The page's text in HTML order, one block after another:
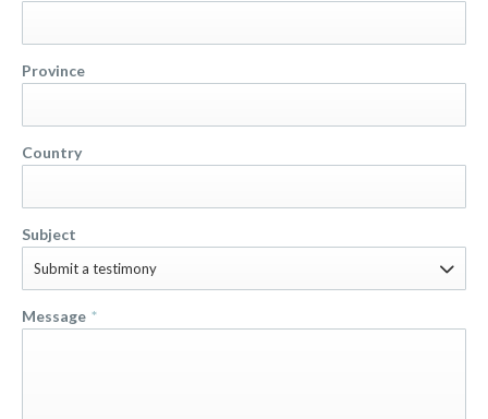
Province
Country
Subject
Submit a testimony
Message *